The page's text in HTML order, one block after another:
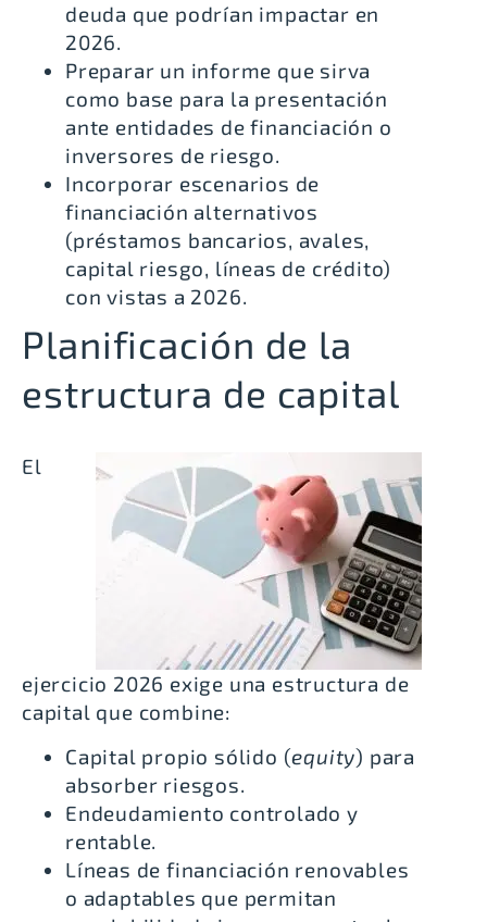
deuda que podrían impactar en
2026.
Preparar un informe que sirva
como base para la presentación
ante entidades de financiación o
inversores de riesgo.
Incorporar escenarios de
financiación alternativos
(préstamos bancarios, avales,
capital riesgo, líneas de crédito)
con vistas a 2026.
Planificación de la
estructura de capital
El
ejercicio 2026 exige una estructura de
capital que combine:
Capital propio sólido (equity) para
absorber riesgos.
Endeudamiento controlado y
rentable.
Líneas de financiación renovables
o adaptables que permitan